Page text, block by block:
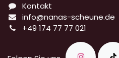
Kontakt
info@nanas-scheune.de
+49 174 77 77 021